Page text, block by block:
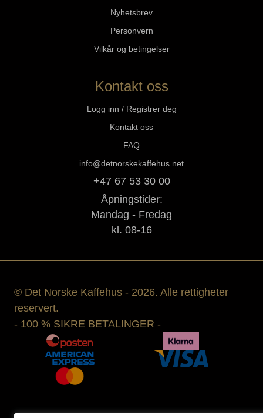
Nyhetsbrev
Personvern
Vilkår og betingelser
Kontakt oss
Logg inn / Registrer deg
Kontakt oss
FAQ
info@detnorskekaffehus.net
+47 67 53 30 00
Åpningstider:
Mandag - Fredag
kl. 08-16
© Det Norske Kaffehus - 2026. Alle rettigheter
reservert.
- 100 % SIKRE BETALINGER -